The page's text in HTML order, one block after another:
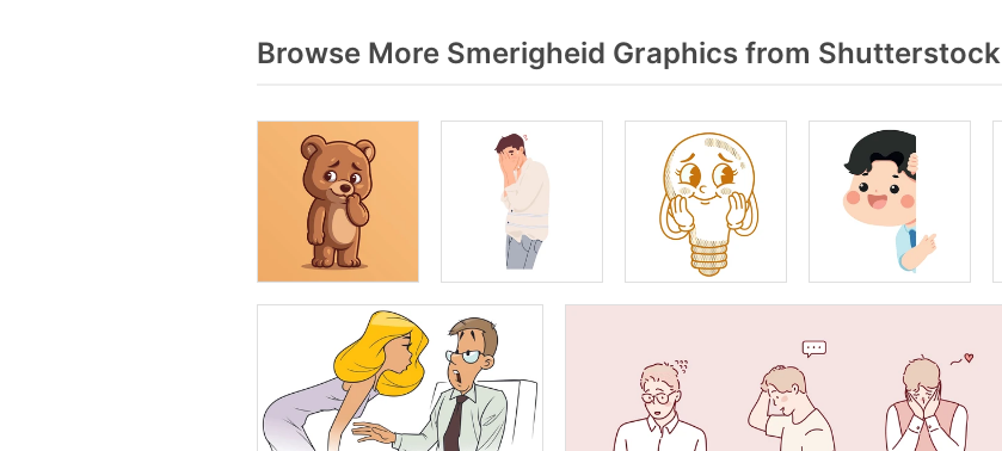
Browse More Smerigheid Graphics from Shutterstock